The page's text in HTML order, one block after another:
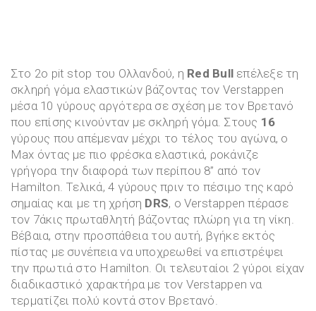
Στο 2ο pit stop του Ολλανδού, η Red Bull επέλεξε τη
σκληρή γόμα ελαστικών βάζοντας τον Verstappen
μέσα 10 γύρους αργότερα σε σχέση με τον Βρετανό
που επίσης κινούνταν με σκληρή γόμα. Στους 16
γύρους που απέμεναν μέχρι το τέλος του αγώνα, ο
Max όντας με πιο φρέσκα ελαστικά, ροκάνιζε
γρήγορα την διαφορά των περίπου 8” από τον
Hamilton. Τελικά, 4 γύρους πριν το πέσιμο της καρό
σημαίας και με τη χρήση DRS, ο Verstappen πέρασε
τον 7άκις πρωταθλητή βάζοντας πλώρη για τη νίκη.
Βέβαια, στην προσπάθεια του αυτή, βγήκε εκτός
πίστας με συνέπεια να υποχρεωθεί να επιστρέψει
την πρωτιά στο Hamilton. Οι τελευταίοι 2 γύροι είχαν
διαδικαστικό χαρακτήρα με τον Verstappen να
τερματίζει πολύ κοντά στον Βρετανό.